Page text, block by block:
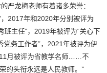
严龙梅老师有着诸多荣誉：
2017年和2020年分别被评为
班主任”，2019年被评为“关心下
党务工作者”，2021年被评为伊
月被评为省教学名师……不
的头衔永远是人民教师。”